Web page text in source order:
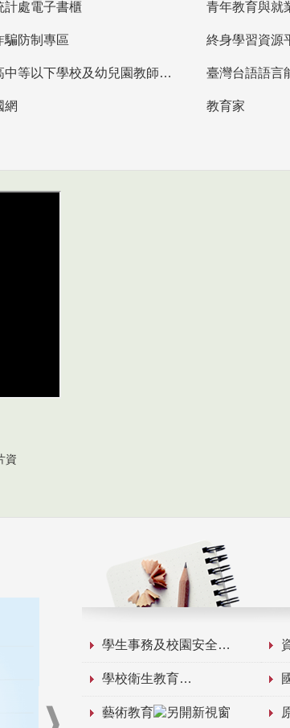
計處電子書櫃 青年教育與就
騙防制專區 終身學習資源
教育部高中等以下學校及幼兒園教師資格檢定考試 臺灣台語語言
網
教育家
資
學生事務及校園安全
學校衛生教育
藝術教育